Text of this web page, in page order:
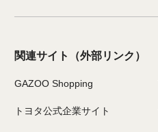
関連サイト （外部リンク）
GAZOO Shopping
トヨタ公式企業サイト